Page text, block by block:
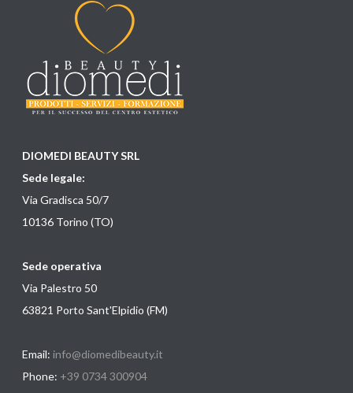
DIOMEDI BEAUTY SRL
Sede legale:
Via Gradisca 50/7
10136 Torino (TO)
Sede operativa
Via Palestro 50
63821 Porto Sant'Elpidio (FM)
Email: info@diomedibeauty.it
Phone: +39 0734 300904